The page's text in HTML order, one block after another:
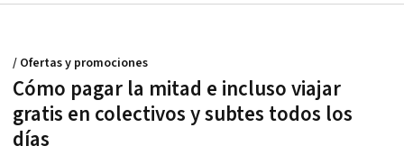
Cómo pagar la mitad e incluso viajar
gratis en colectivos y subtes todos los
días
/ Ofertas y promociones